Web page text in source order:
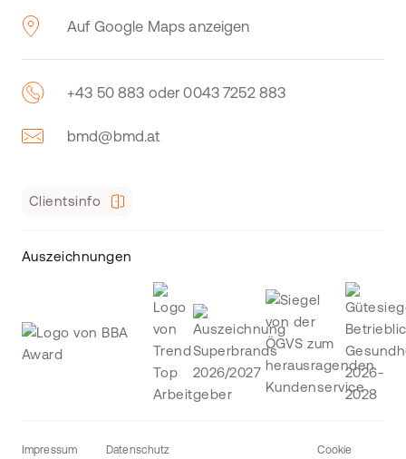
Auf Google Maps anzeigen
+43 50 883 oder 0043 7252 883
bmd@bmd.at
Clientsinfo
Auszeichnungen
Impressum Datenschutz Cookie